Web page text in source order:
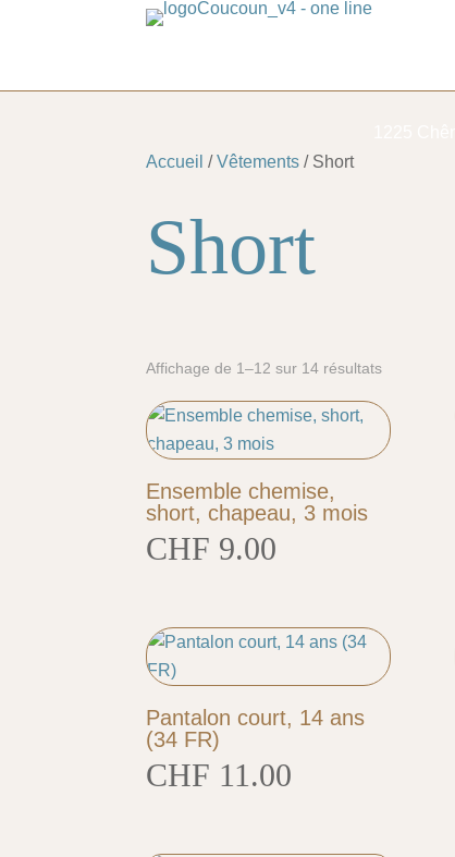
Accueil /Vêtements / Short
Short
Affichage de 1–12 sur 14 résultats
Ensemble chemise,
short, chapeau, 3 mois
CHF 9.00
Pantalon court, 14 ans
(34 FR)
CHF 11.00